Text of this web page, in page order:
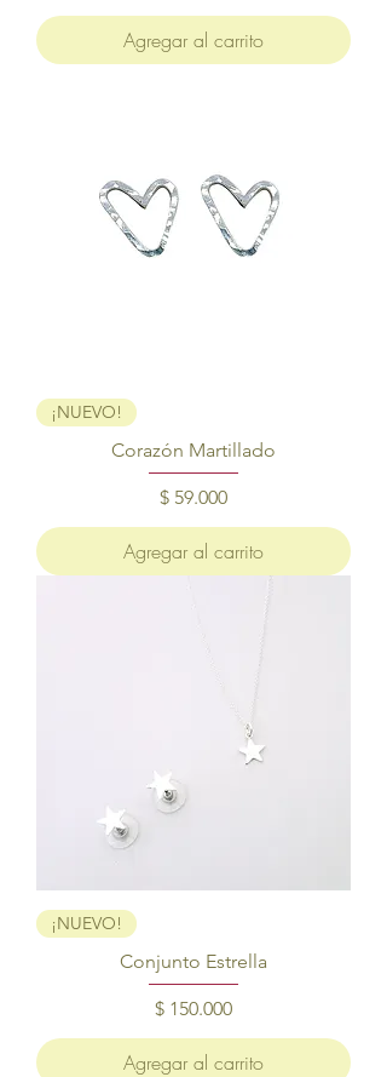
Agregar al carrito
¡NUEVO!
Corazón Martillado
Precio
$ 59.000
Agregar al carrito
¡NUEVO!
Conjunto Estrella
Precio
$ 150.000
Agregar al carrito